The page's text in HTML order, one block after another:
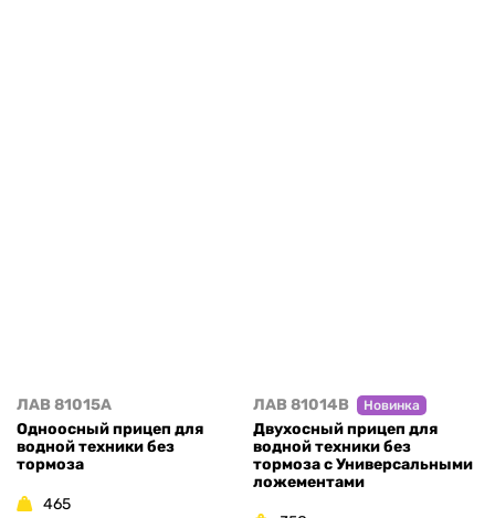
ЛАВ 81015A
Одноосный прицеп для
водной техники без
тормоза
465
ЛАВ 81014B Новинка
Двухосный прицеп для
водной техники без
тормоза с Универсальными
ложементами